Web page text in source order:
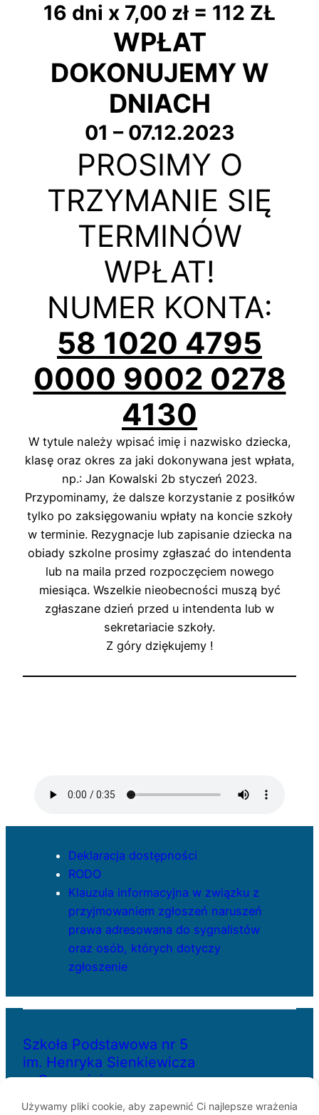
16 dni x 7,00 zł = 112 ZŁ
WPŁAT
DOKONUJEMY W
DNIACH
01 – 07.12.2023
PROSIMY O
TRZYMANIE SIĘ
TERMINÓW
WPŁAT!
NUMER KONTA:
58 1020 4795
0000 9002 0278
4130
W tytule należy wpisać imię i nazwisko dziecka,
klasę oraz okres za jaki dokonywana jest wpłata,
np.: Jan Kowalski 2b styczeń 2023.
Przypominamy, że dalsze korzystanie z posiłków
tylko po zaksięgowaniu wpłaty na koncie szkoły
w terminie. Rezygnacje lub zapisanie dziecka na
obiady szkolne prosimy zgłaszać do intendenta
lub na maila przed rozpoczęciem nowego
miesiąca. Wszelkie nieobecności muszą być
zgłaszane dzień przed u intendenta lub w
sekretariacie szkoły.
Z góry dziękujemy !
Deklaracja dostępności
RODO
Klauzula informacyjna w związku z
przyjmowaniem zgłoszeń naruszeń
prawa adresowana do sygnalistów
oraz osób, których dotyczy
zgłoszenie
Szkoła Podstawowa nr 5
im. Henryka Sienkiewicza
w Szczecinie
Używamy pliki cookie, aby zapewnić Ci najlepsze wrażenia